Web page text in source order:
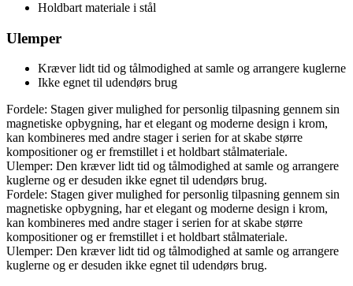
Holdbart materiale i stål
Ulemper
Kræver lidt tid og tålmodighed at samle og arrangere kuglerne
Ikke egnet til udendørs brug
Fordele: Stagen giver mulighed for personlig tilpasning gennem sin
magnetiske opbygning, har et elegant og moderne design i krom,
kan kombineres med andre stager i serien for at skabe større
kompositioner og er fremstillet i et holdbart stålmateriale.
Ulemper: Den kræver lidt tid og tålmodighed at samle og arrangere
kuglerne og er desuden ikke egnet til udendørs brug.
Fordele: Stagen giver mulighed for personlig tilpasning gennem sin
magnetiske opbygning, har et elegant og moderne design i krom,
kan kombineres med andre stager i serien for at skabe større
kompositioner og er fremstillet i et holdbart stålmateriale.
Ulemper: Den kræver lidt tid og tålmodighed at samle og arrangere
kuglerne og er desuden ikke egnet til udendørs brug.